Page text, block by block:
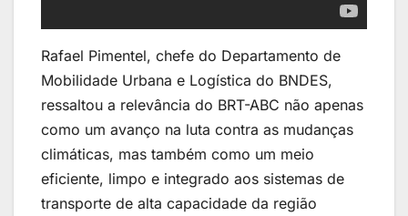
Rafael Pimentel, chefe do Departamento de
Mobilidade Urbana e Logística do BNDES,
ressaltou a relevância do BRT-ABC não apenas
como um avanço na luta contra as mudanças
climáticas, mas também como um meio
eficiente, limpo e integrado aos sistemas de
transporte de alta capacidade da região